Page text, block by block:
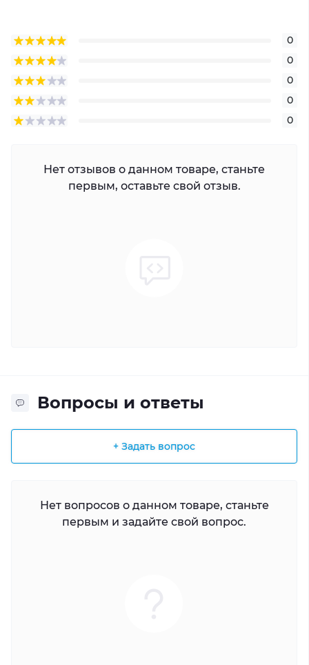
0
0
0
0
0
Нет отзывов о данном товаре, станьте
первым, оставьте свой отзыв.
Вопросы и ответы
+ Задать вопрос
Нет вопросов о данном товаре, станьте
первым и задайте свой вопрос.